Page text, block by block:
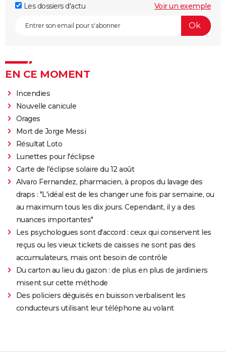
Les dossiers d'actu
Voir un exemple
EN CE MOMENT
Incendies
Nouvelle canicule
Orages
Mort de Jorge Messi
Résultat Loto
Lunettes pour l'éclipse
Carte de l'éclipse solaire du 12 août
Alvaro Fernandez, pharmacien, à propos du lavage des
draps : "L'idéal est de les changer une fois par semaine, ou
au maximum tous les dix jours. Cependant, il y a des
nuances importantes"
Les psychologues sont d'accord : ceux qui conservent les
reçus ou les vieux tickets de caisses ne sont pas des
accumulateurs, mais ont besoin de contrôle
Du carton au lieu du gazon : de plus en plus de jardiniers
misent sur cette méthode
Des policiers déguisés en buisson verbalisent les
conducteurs utilisant leur téléphone au volant